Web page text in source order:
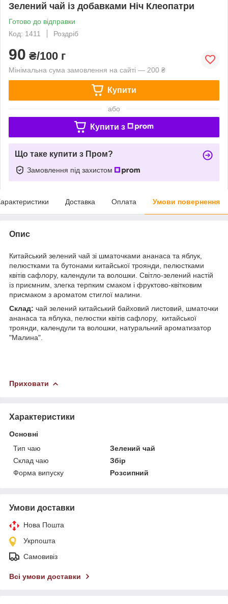
Зелений чай із добавками Ніч Клеопатри
Готово до відправки
Код: 1411
Роздріб
90 ₴/100 г
Мінімальна сума замовлення на сайті — 200 ₴
Купити
або
Купити з
Що таке купити з Пром?
Замовлення під захистом
Доставка Оплата Умови повернення
Опис
Китайський зелений чай зі шматочками ананаса та яблук,
пелюстками та бутонами китайської троянди, пелюстками
квітів сафлору, календули та волошки. Світло-зелений настій
із приємним, злегка терпким смаком і фруктово-квітковим
присмаком з ароматом стиглої малини.
Склад: чай зелений китайський байховий листовий, шматочки
ананаса та яблука, пелюстки квітів сафлору, китайської
троянди, календули та волошки, натуральний ароматизатор
"Малина".
Приховати
Характеристики
Основні
Тип чаю
Зелений чай
Склад чаю
Збір
Форма випуску
Розсипний
Умови доставки
Нова Пошта
Укрпошта
Самовивіз
Всі умови доставки